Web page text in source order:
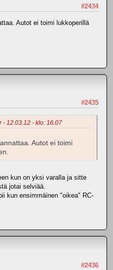
#2434
Autot ei toimi lukkoperillä
#2435
- 12.03.12 - klo: 16.07
Autot ei toimi
kun on yksi varalla ja sitte
jotai selviää.
kun ensimmäinen "oikea" RC-
#2436